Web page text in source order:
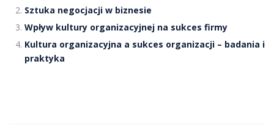
Sztuka negocjacji w biznesie
Wpływ kultury organizacyjnej na sukces firmy
Kultura organizacyjna a sukces organizacji – badania i
praktyka